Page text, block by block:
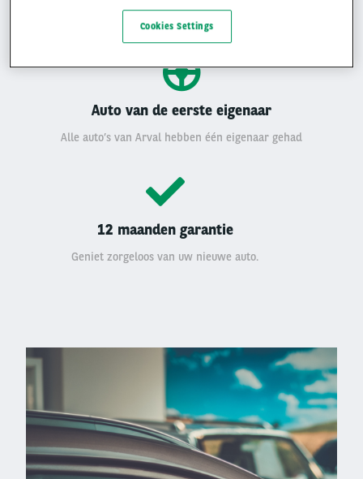
Auto van de eerste eigenaar
Alle auto’s van Arval hebben één eigenaar gehad
12 maanden garantie
Geniet zorgeloos van uw nieuwe auto.
Left
Cookies Settings